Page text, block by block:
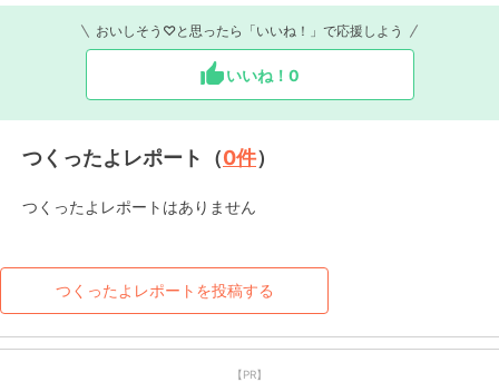
おいしそう♡と思ったら「いいね！」で応援しよう
いいね！ 0
つくったよレポート（0件）
つくったよレポートはありません
つくったよレポートを投稿する
【PR】